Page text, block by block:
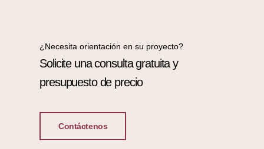
¿Necesita orientación en su proyecto?
Solicite una consulta gratuita y
presupuesto de precio
Contáctenos